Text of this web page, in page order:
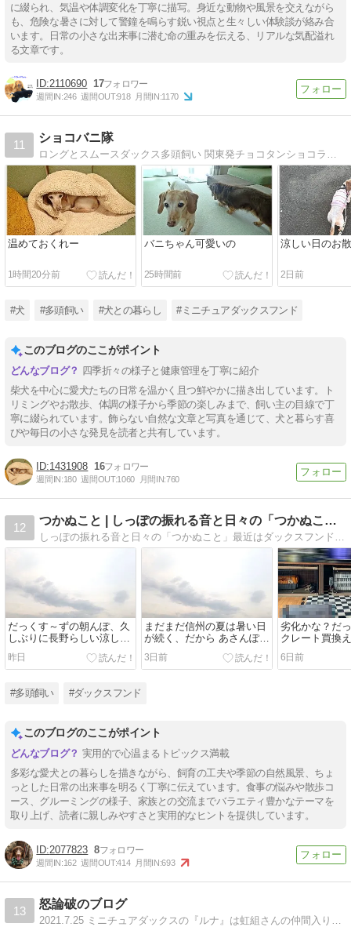
に綴られ、気温や体調変化を丁寧に描写。身近な動物や風景を交えながら
も、危険な暑さに対して警鐘を鳴らす鋭い視点と生々しい体験談が絡み合
います。日常の小さな出来事に潜む命の重みを伝える、リアルな気配溢れ
る文章です。
2110690 17
週間IN:246 週間OUT:918 月間IN:1170
11
ショコバニ隊
ロングとスムースダックス多頭飼い 関東発チョコタンショコラとスムースバニラ、ダックス女子の毎日
温めておくれー
1時間20分前
バニちゃん可愛いの
25時間前
涼しい日のお
2日前
#犬 #多頭飼い #犬との暮らし #ミニチュアダックスフンド
このブログのここがポイント
四季折々の様子と健康管理を丁寧に紹介
柴犬を中心に愛犬たちの日常を温かく且つ鮮やかに描き出しています。ト
リミングやお散歩、体調の様子から季節の楽しみまで、飼い主の目線で丁
寧に綴られています。飾らない自然な文章と写真を通じて、犬と暮らす喜
びや毎日の小さな発見を読者と共有しています。
1431908 16
週間IN:180 週間OUT:1060 月間IN:760
12
つかぬこと | しっぽの振れる音と日々の「つかぬこと」
しっぽの振れる音と日々の「つかぬこと」最近はダックスフンドのチョコタン・ブラックイエロー・レッドダップルのお話が多めになってます、お散歩やその他
だっくす～ずの朝んぽ、久
しぶりに長野らしい涼しい
朝でした！
昨日
まだまだ信州の夏は暑い日
が続く、だから あさんぽ
は終わらない！
3日前
劣化かな？だ
クレート買換
もの好き」な
6日前
#多頭飼い #ダックスフンド
このブログのここがポイント
実用的で心温まるトピックス満載
多彩な愛犬との暮らしを描きながら、飼育の工夫や季節の自然風景、ちょ
っとした日常の出来事を明るく丁寧に伝えています。食事の悩みや散歩コ
ース、グルーミングの様子、家族との交流までバラエティ豊かなテーマを
取り上げ、読者に親しみやすさと実用的なヒントを提供しています。
2077823 8
週間IN:162 週間OUT:414 月間IN:693
13
怒論破のブログ